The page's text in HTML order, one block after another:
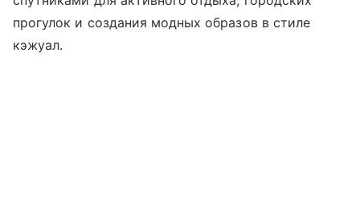
прогулок и создания модных образов в стиле
кэжуал.